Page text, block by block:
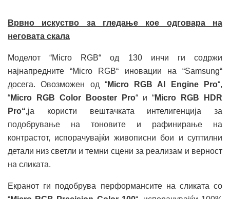
Врвно искуство за гледање кое одговара на
неговата скала
Моделот “Micro RGB“ од 130 инчи ги содржи
најнапредните “Micro RGB“ иновации на “Samsung“
досега. Овозможен од “Micro RGB AI Engine Pro“,
“Micro RGB Color Booster Pro“ и “Micro RGB HDR
Pro“,ја користи вештачката интелигенција за
подобрување на тоновите и рафинирање на
контрастот, испорачувајќи живописни бои и суптилни
детали низ светли и темни сцени за реализам и верност
на сликата.
Екранот ги подобрува перформансите на сликата со